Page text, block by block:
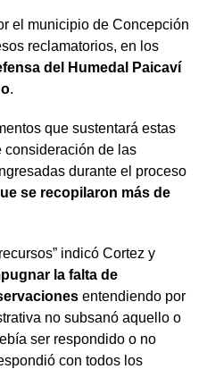
el municipio de Concepción
reclamatorios, en los
del Humedal Paicaví
.
que sustentará estas
consideración de las
durante el proceso
se recopilaron más de
indicó Cortez y
la falta de
entendiendo por
no subsanó aquello o
ser respondido o no
con todos los